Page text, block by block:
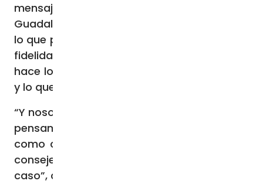
mensaje—, el Arzobispo Emérito de
Guadalajara explicó que él procura “hacer
lo que puede para mantener la ortodoxia, la
fidelidad a la fe que nos ha transmitido. Uno
hace lo posible y lo que está en sus manos
y lo que debe hacer”.
“Y nosotros los cardenales de los
pensamos: que tenemos una obligación
como cardenales, colaboradores del Papa,
consejeros del Papa, a aconsejar en este
caso”, concluyó.